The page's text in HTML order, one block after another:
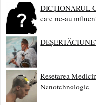
DICȚIONARUL
care ne-au
Resetarea
Nanotehnologie